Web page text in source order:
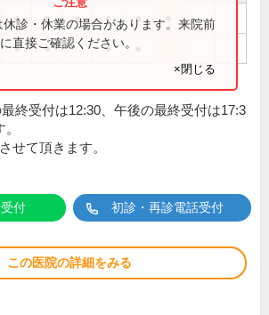
● ● ● ● ●
● ● ●
診・休業の場合があります。来院前
直接ご確認ください。
×閉じる
終受付は12:30、午後の最終受付は17:3
せて頂きます。
付 初診・再診電話受付
この医院の詳細をみる